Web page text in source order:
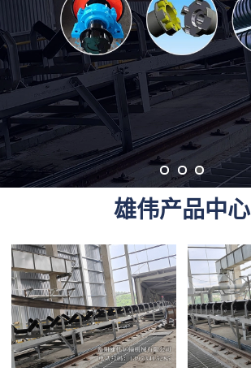
雄伟产品中心